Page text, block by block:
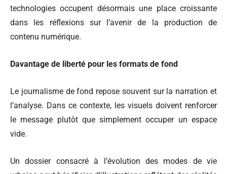
technologies occupent désormais une place croissante
dans les réflexions sur l’avenir de la production de
contenu numérique.
Davantage de liberté pour les formats de fond
Le journalisme de fond repose souvent sur la narration et
l’analyse. Dans ce contexte, les visuels doivent renforcer
le message plutôt que simplement occuper un espace
vide.
Un dossier consacré à l’évolution des modes de vie